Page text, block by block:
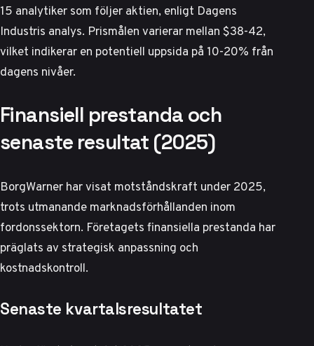
15 analytiker som följer aktien, enligt Dagens
Industris analys. Prismålen varierar mellan $38-42,
vilket indikerar en potentiell uppsida på 10-20% från
dagens nivåer.
Finansiell prestanda och
senaste resultat (2025)
BorgWarner har visat motståndskraft under 2025,
trots utmanande marknadsförhållanden inom
fordonssektorn. Företagets finansiella prestanda har
präglats av strategisk anpassning och
kostnadskontroll.
Senaste kvartalsresultatet